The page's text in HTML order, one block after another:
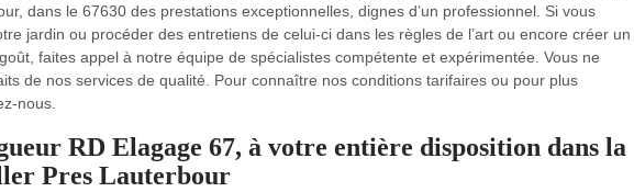
dans le 67630 des prestations exceptionnelles, dignes d’un professionnel. Si vous
jardin ou procéder des entretiens de celui-ci dans les règles de l’art ou encore créer un
faites appel à notre équipe de spécialistes compétente et expérimentée. Vous ne
de nos services de qualité. Pour connaître nos conditions tarifaires ou pour plus
nous.
RD Elagage 67, à votre entière disposition dans la
Pres Lauterbour